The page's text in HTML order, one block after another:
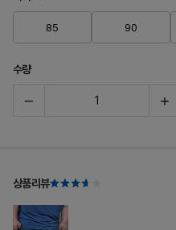
85 90
수량
상품리뷰